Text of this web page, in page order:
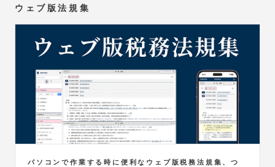
ウェブ版法規集
パソコンで作業する時に便利なウェブ版税務法規集、つ